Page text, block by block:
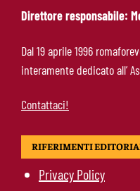
Direttore responsabile:
Dal 19 aprile 1996
interamente dedicato all’
Contattaci!
RIFERIMENTI
Privacy Policy